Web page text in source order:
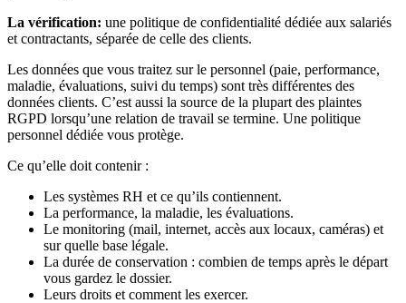
La vérification: une politique de confidentialité dédiée aux salariés
et contractants, séparée de celle des clients.
Les données que vous traitez sur le personnel (paie, performance,
maladie, évaluations, suivi du temps) sont très différentes des
données clients. C’est aussi la source de la plupart des plaintes
RGPD lorsqu’une relation de travail se termine. Une politique
personnel dédiée vous protège.
Ce qu’elle doit contenir :
Les systèmes RH et ce qu’ils contiennent.
La performance, la maladie, les évaluations.
Le monitoring (mail, internet, accès aux locaux, caméras) et
sur quelle base légale.
La durée de conservation : combien de temps après le départ
vous gardez le dossier.
Leurs droits et comment les exercer.